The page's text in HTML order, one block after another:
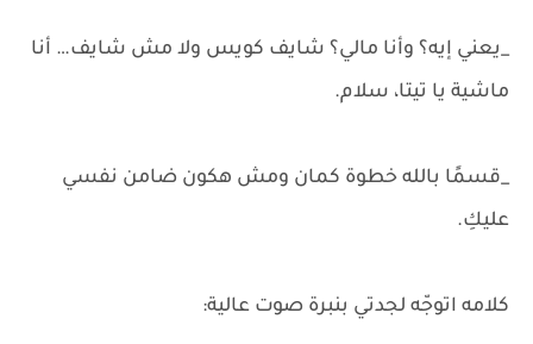
_يعني إيه؟ وأنا مالي؟ شايف كويس ولا مش شايف… أنا
ماشية يا تيتا، سلام.
_قسمًا بالله خطوة كمان ومش هكون ضامن نفسي
عليكِ.
كلامه اتوجّه لجدتي بنبرة صوت عالية: